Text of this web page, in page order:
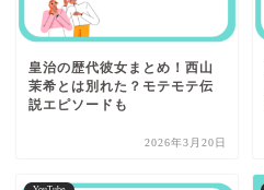
皇治の歴代彼女まとめ！西山
茉希とは別れた？モテモテ伝
説エピソードも
2026年3月20日